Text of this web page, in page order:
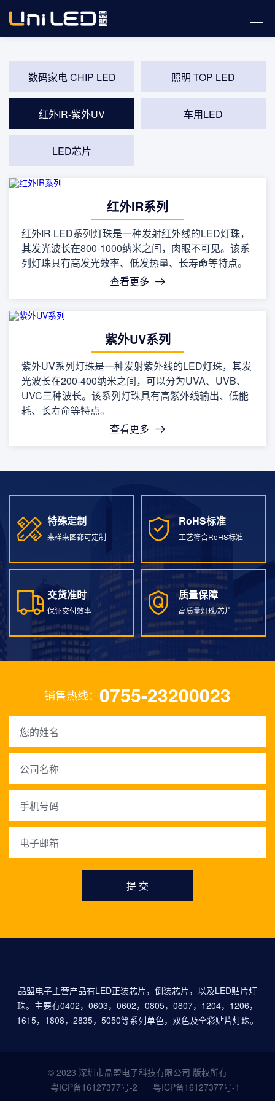
数码家电 CHIP LED 照明 TOP LED
红外IR-紫外UV 车用LED
LED芯片
红外IR系列
红外IR LED系列灯珠是一种发射红外线的LED灯珠，
其发光波长在800-1000纳米之间，肉眼不可见。该系
列灯珠具有高发光效率、低发热量、长寿命等特点。
查看更多
紫外UV系列
紫外UV系列灯珠是一种发射紫外线的LED灯珠，其发
光波长在200-400纳米之间，可以分为UVA、UVB、
UVC三种波长。该系列灯珠具有高紫外线输出、低能
耗、长寿命等特点。
查看更多
特殊定制
来样来图都可定制
特殊定制
RoHS标准
工艺符合RoHS标准
RoHS标准
交货准时
保证交付效率
交货准时
质量保障
高质量灯珠/芯片
质量保障
销售热线： 0755-23200023
提 交
晶盟电子主营产品有LED正装芯片，倒装芯片，以及LED贴片灯
珠。主要有0402，0603，0602，0805，0807，1204，1206，
1615，1808，2835，5050等系列单色，双色及全彩贴片灯珠。
© 2023 深圳市晶盟电子科技有限公司 版权所有
粤ICP备16127377号-2
粤ICP备16127377号-1